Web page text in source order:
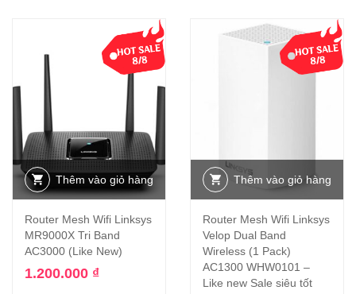
Thêm vào giỏ hàng
Router Mesh Wifi Linksys
MR9000X Tri Band
AC3000 (Like New)
1.200.000 ₫
Thêm vào giỏ hàng
Router Mesh Wifi Linksys
Velop Dual Band
Wireless (1 Pack)
AC1300 WHW0101 –
Like new Sale siêu tốt